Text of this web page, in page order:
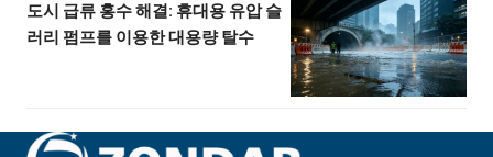
도시 급류 홍수 해결: 휴대용 유압 슬
러리 펌프를 이용한 대용량 탈수